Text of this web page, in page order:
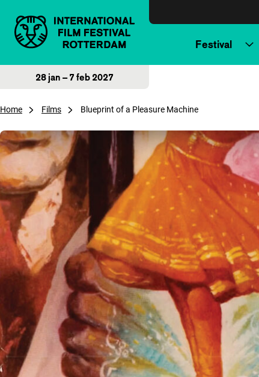
Festival
28 jan – 7 feb 2027
Home Films Blueprint of a Pleasure Machine